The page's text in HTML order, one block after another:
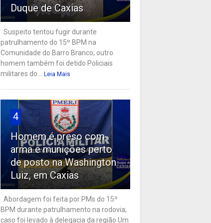
Duque de Caxias
Suspeito tentou fugir durante
patrulhamento do 15º BPM na
Comunidade do Barro Branco; outro
homem também foi detido Policiais
militares do...
Leia Mais
4
Homem é preso com
arma e munições perto
de posto na Washington
Luiz, em Caxias
Abordagem foi feita por PMs do 15º
BPM durante patrulhamento na rodovia;
caso foi levado à delegacia da região Um